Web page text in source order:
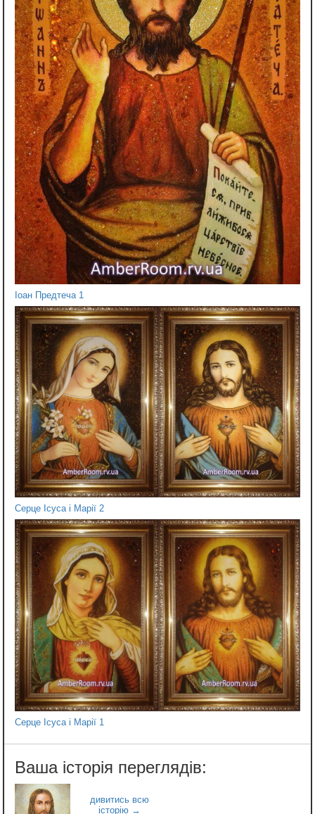
Іоан Предтеча 1
Серце Ісуса і Марії 2
Серце Ісуса і Марії 1